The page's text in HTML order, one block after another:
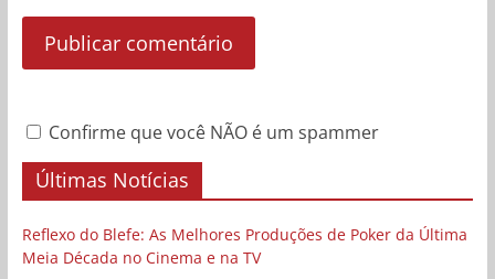
Confirme que você NÃO é um spammer
Últimas Notícias
Reflexo do Blefe: As Melhores Produções de Poker da Última
Meia Década no Cinema e na TV